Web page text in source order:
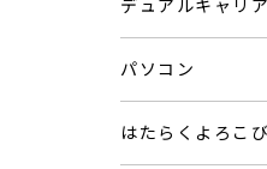
デュアルキャリア
パソコン
はたらくよろこび